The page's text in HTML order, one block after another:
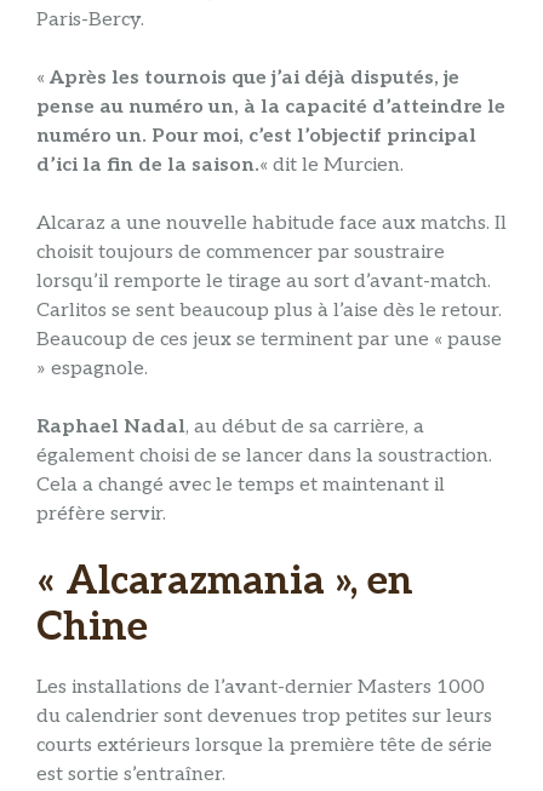
Paris-Bercy.
« Après les tournois que j’ai déjà disputés, je
pense au numéro un, à la capacité d’atteindre le
numéro un. Pour moi, c’est l’objectif principal
d’ici la fin de la saison.« dit le Murcien.
Alcaraz a une nouvelle habitude face aux matchs. Il
choisit toujours de commencer par soustraire
lorsqu’il remporte le tirage au sort d’avant-match.
Carlitos se sent beaucoup plus à l’aise dès le retour.
Beaucoup de ces jeux se terminent par une « pause
» espagnole.
Raphael Nadal, au début de sa carrière, a
également choisi de se lancer dans la soustraction.
Cela a changé avec le temps et maintenant il
préfère servir.
« Alcarazmania », en
Chine
Les installations de l’avant-dernier Masters 1000
du calendrier sont devenues trop petites sur leurs
courts extérieurs lorsque la première tête de série
est sortie s’entraîner.